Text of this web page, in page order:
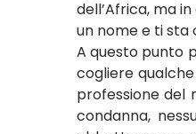
dell’Africa, ma
un nome e ti sta
A questo punto
cogliere
professione del
condanna,